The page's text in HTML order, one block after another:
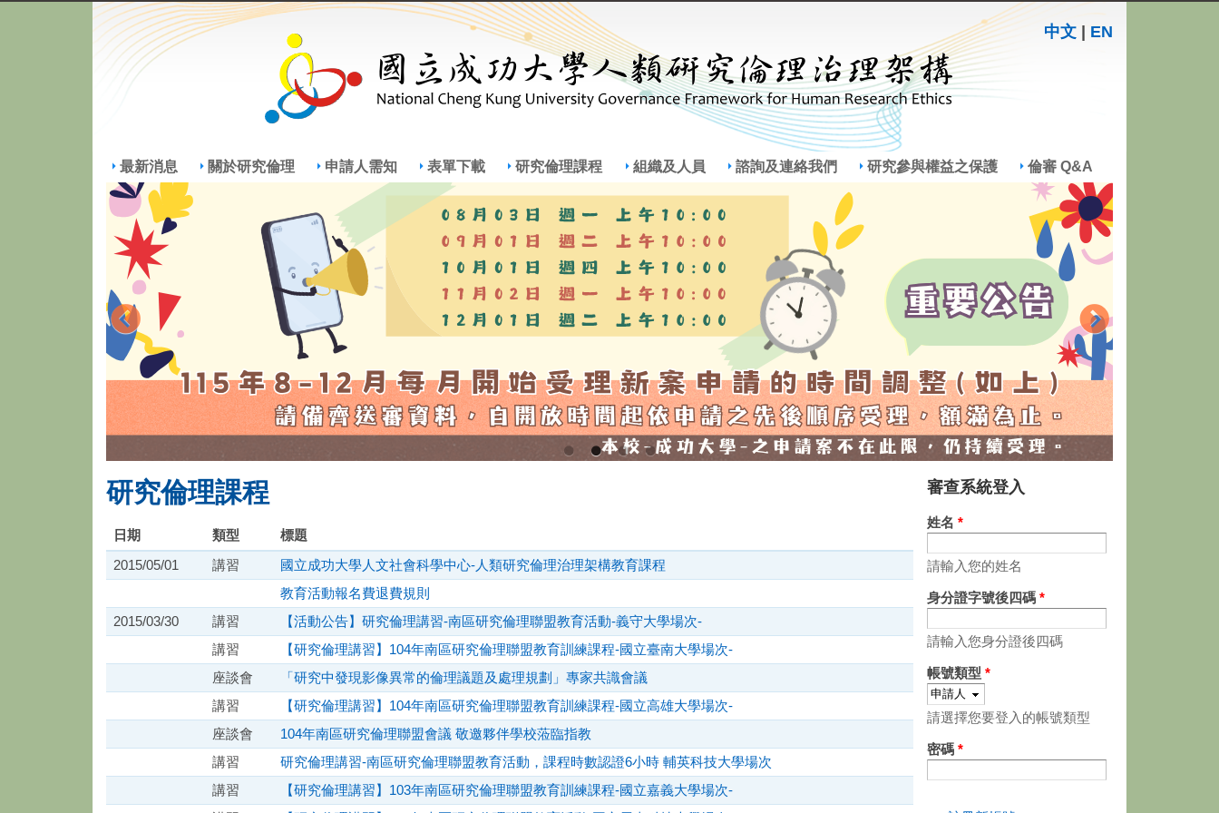
Jump to Navigation
Jump to Main content
中文 EN
最新消息 關於研究倫理 申請人需知 表單下載 研究倫理課程 組織及人員 諮詢及連絡我們 研究參與權益之保護 倫審 Q&A
研究倫理課程
日期 類型
標題
2015/05/01
講習
國立成功大學人文社會科學中心-人類研究倫理治理架構教育課程
教育活動報名費退費規則
2015/03/30
講習
【活動公告】研究倫理講習-南區研究倫理聯盟教育活動-義守大學場次-
講習
【研究倫理講習】104年南區研究倫理聯盟教育訓練課程-國立臺南大學場次-
座談會
「研究中發現影像異常的倫理議題及處理規劃」專家共識會議
講習
【研究倫理講習】104年南區研究倫理聯盟教育訓練課程-國立高雄大學場次-
座談會
104年南區研究倫理聯盟會議 敬邀夥伴學校蒞臨指教
講習
研究倫理講習-南區研究倫理聯盟教育活動，課程時數認證6小時 輔英科技大學場次
講習
【研究倫理講習】103年南區研究倫理聯盟教育訓練課程-國立嘉義大學場次-
審查系統登入
姓名 *
請輸入您的姓名
身分證字號後四碼 *
請輸入您身分證後四碼
帳號類型 *
請選擇您要登入的帳號類型
密碼 *